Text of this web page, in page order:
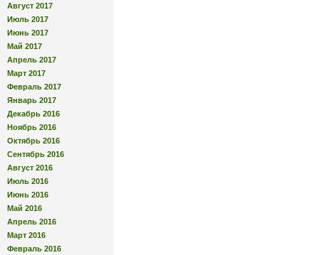
Август 2017
Июль 2017
Июнь 2017
Май 2017
Апрель 2017
Март 2017
Февраль 2017
Январь 2017
Декабрь 2016
Ноябрь 2016
Октябрь 2016
Сентябрь 2016
Август 2016
Июль 2016
Июнь 2016
Май 2016
Апрель 2016
Март 2016
Февраль 2016